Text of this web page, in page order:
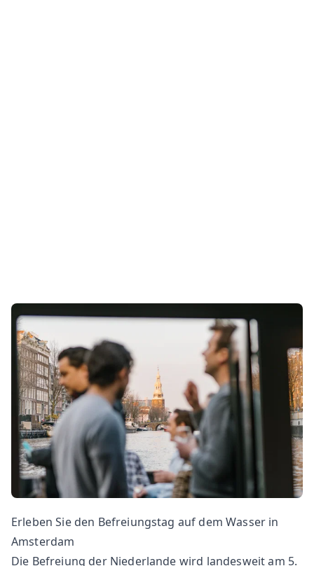
Erleben Sie den Befreiungstag auf dem Wasser in
Amsterdam
Die Befreiung der Niederlande wird landesweit am 5.